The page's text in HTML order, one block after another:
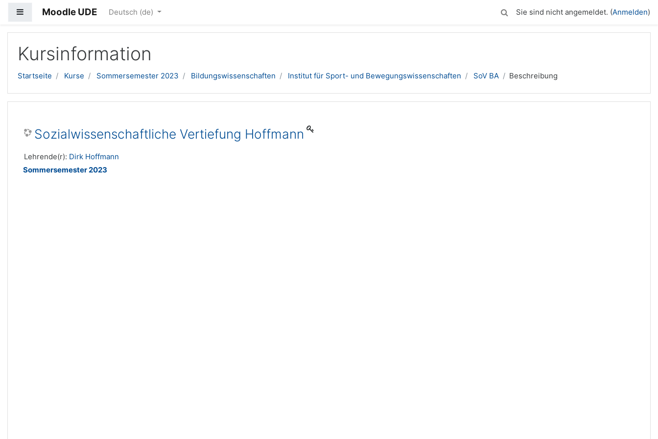
Website-Übersicht
Moodle UDE Deutsch ‎(de)‎ Sie sind nicht angemeldet. (Anmelden)
Kursinformation
Startseite Kurse Sommersemester 2023 Bildungswissenschaften Institut für Sport- und Bewegungswissenschaften SoV BA Beschreibung
Sozialwissenschaftliche Vertiefung Hoffmann
Lehrende(r): Dirk Hoffmann
Sommersemester 2023